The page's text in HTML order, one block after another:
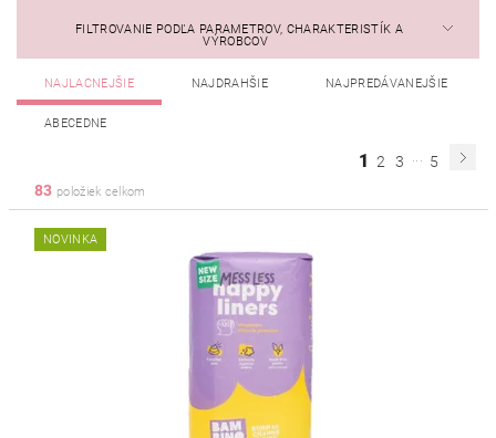
FILTROVANIE PODĽA PARAMETROV, CHARAKTERISTÍK A
VÝROBCOV
NAJLACNEJŠIE NAJDRAHŠIE NAJPREDÁVANEJŠIE
ABECEDNE
1 2 3 ... 5
83 položiek celkom
NOVINKA